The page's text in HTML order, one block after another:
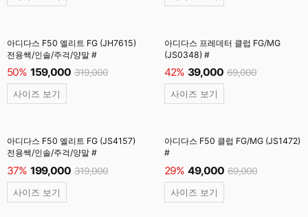
아디다스 F50 엘리트 FG (JH7615)
전용쌕/인솔/주걱/양말 #
50% 159,000 319,000
사이즈 보기
아디다스 프레데터 클럽 FG/MG
(JS0348) #
42% 39,000 69,000
사이즈 보기
아디다스 F50 엘리트 FG (JS4157)
전용쌕/인솔/주걱/양말 #
37% 199,000 319,000
사이즈 보기
아디다스 F50 클럽 FG/MG (JS1472)
#
29% 49,000 69,000
사이즈 보기